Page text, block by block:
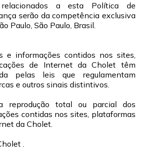
relacionados a esta Política de
serão da competência exclusiva
Paulo, São Paulo, Brasil.
e informações contidos nos sites,
de Internet da Cholet têm
pelas leis que regulamentam
e outros sinais distintivos.
reprodução total ou parcial dos
contidas nos sites, plataformas
da Cholet.
.